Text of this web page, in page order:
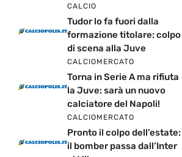
CALCIO
Tudor lo fa fuori dalla
formazione titolare: colpo
di scena alla Juve
CALCIOMERCATO
Torna in Serie A ma rifiuta
la Juve: sarà un nuovo
calciatore del Napoli!
CALCIOMERCATO
Pronto il colpo dell’estate:
il bomber passa dall’Inter